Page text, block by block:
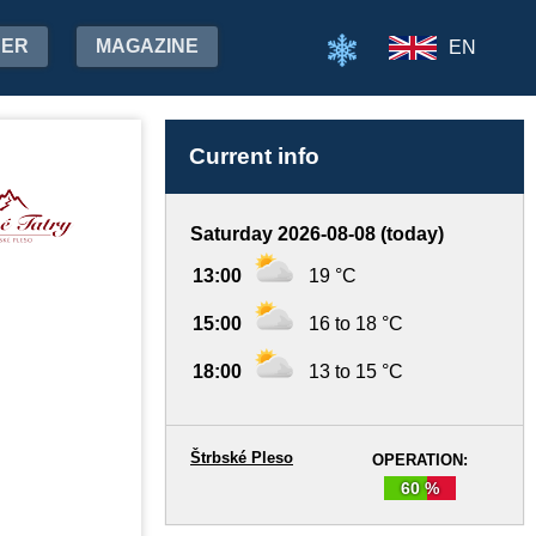
MAGAZINE EN
Current info
Saturday 2026-08-08 (today)
13:00 19 °C
15:00 16 to 18 °C
18:00 13 to 15 °C
OPERATION:
60 %
Štrbské Pleso